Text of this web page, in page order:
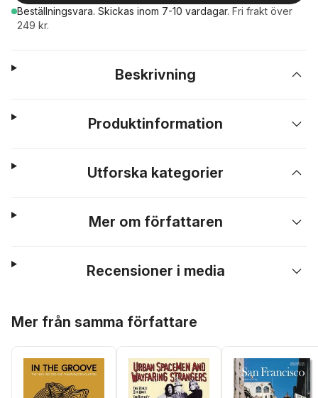
Beställningsvara. Skickas inom 7-10 vardagar. Fri frakt över
249 kr.
Beskrivning
Produktinformation
Utforska kategorier
Mer om författaren
Recensioner i media
Mer från samma författare